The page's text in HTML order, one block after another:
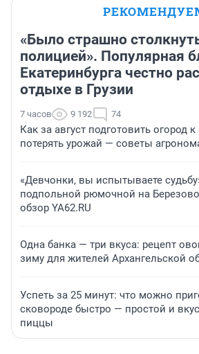
«Было страшно
полицией». Популярная
Екатеринбурга честно
отдыхе в Грузии
7 часов 9 192 74
Как за август подготовить огород
потерять урожай — советы
«Девчонки, вы испытываете
подпольной рюмочной на
обзор YA62.RU
Одна банка — три вкуса: рецепт
зиму для жителей Архангельской
Успеть за 25 минут: что можно
сковороде быстро — простой и
пиццы